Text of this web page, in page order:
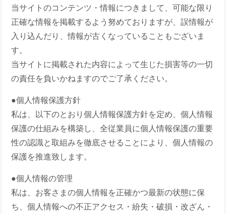
当サイトのコンテンツ・情報につきまして、可能な限り
正確な情報を掲載するよう努めておりますが、誤情報が
入り込んだり、情報が古くなっていることもございま
す。
当サイトに掲載された内容によって生じた損害等の一切
の責任を負いかねますのでご了承ください。
●個人情報保護方針
私は、以下のとおり個人情報保護方針を定め、個人情報
保護の仕組みを構築し、全従業員に個人情報保護の重要
性の認識と取組みを徹底させることにより、個人情報の
保護を推進致します。
●個人情報の管理
私は、お客さまの個人情報を正確かつ最新の状態に保
ち、個人情報への不正アクセス・紛失・破損・改ざん・